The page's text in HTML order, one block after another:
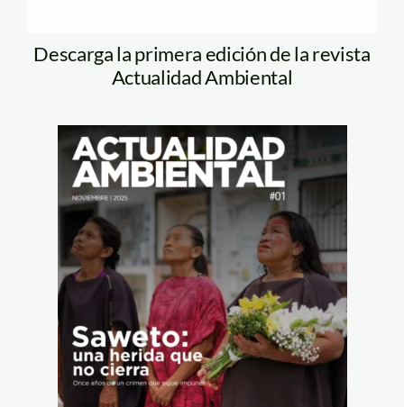
Descarga la primera edición de la revista
Actualidad Ambiental